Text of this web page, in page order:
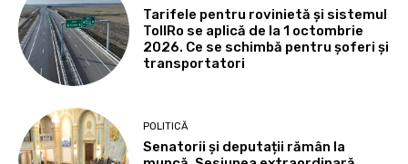
Tarifele pentru rovinietă și sistemul
TollRo se aplică de la 1 octombrie
2026. Ce se schimbă pentru șoferi și
transportatori
POLITICĂ
Senatorii și deputații rămân la